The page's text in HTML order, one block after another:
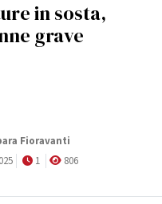
in sosta,
grave
Fioravanti
1 806